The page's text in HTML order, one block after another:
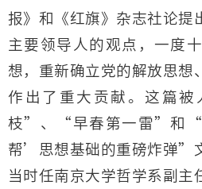
报》和《红旗》杂志社论提
主要领导人的观点，一度
想，重新确立党的解放思想
作出了重大贡献。这篇
枝”、“早春第一雷”和“
帮’思想基础的重磅炸弹”
当时任南京大学哲学系副主